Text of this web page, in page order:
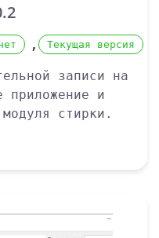
, Текущая версия
записи на
приложение и
стирки.